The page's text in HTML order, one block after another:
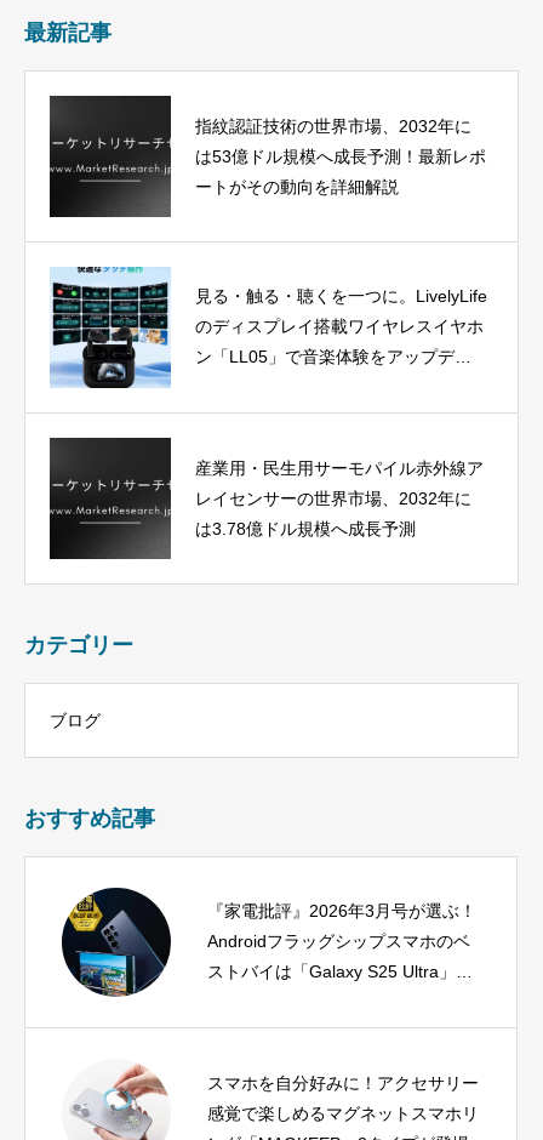
最新記事
指紋認証技術の世界市場、2032年に
は53億ドル規模へ成長予測！最新レポ
ートがその動向を詳細解説
見る・触る・聴くを一つに。LivelyLife
のディスプレイ搭載ワイヤレスイヤホ
ン「LL05」で音楽体験をアップデー
産業用・民生用サーモパイル赤外線ア
レイセンサーの世界市場、2032年に
は3.78億ドル規模へ成長予測
カテゴリー
ブログ
おすすめ記事
『家電批評』2026年3月号が選ぶ！
Androidフラッグシップスマホのベ
ストバイは「Galaxy S25 Ultra」に
スマホを自分好みに！アクセサリー
感覚で楽しめるマグネットスマホリ